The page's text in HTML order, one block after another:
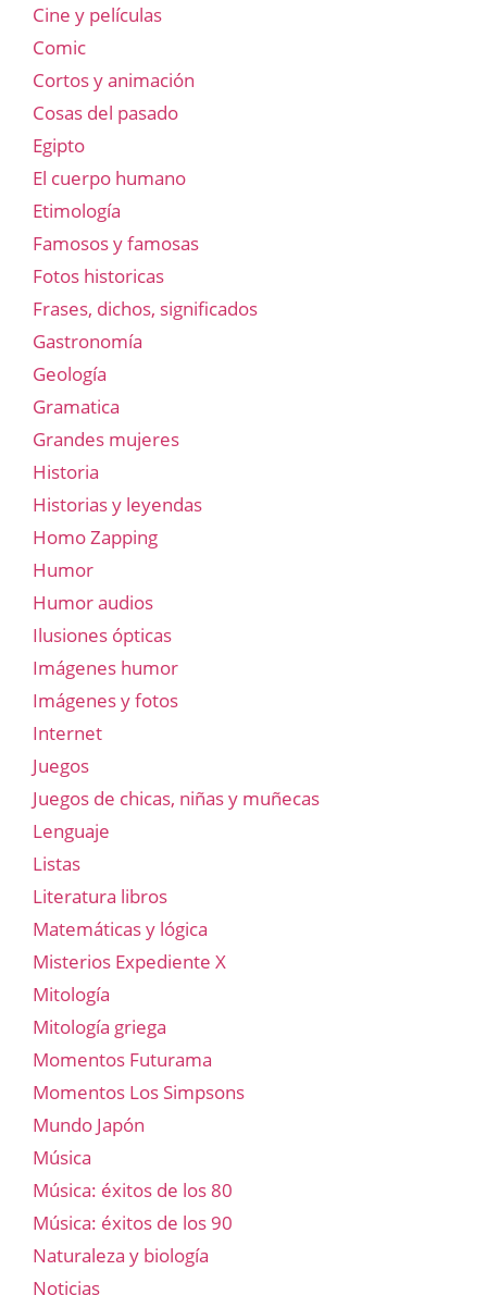
Cine y películas
Comic
Cortos y animación
Cosas del pasado
Egipto
El cuerpo humano
Etimología
Famosos y famosas
Fotos historicas
Frases, dichos, significados
Gastronomía
Geología
Gramatica
Grandes mujeres
Historia
Historias y leyendas
Homo Zapping
Humor
Humor audios
Ilusiones ópticas
Imágenes humor
Imágenes y fotos
Internet
Juegos
Juegos de chicas, niñas y muñecas
Lenguaje
Listas
Literatura libros
Matemáticas y lógica
Misterios Expediente X
Mitología
Mitología griega
Momentos Futurama
Momentos Los Simpsons
Mundo Japón
Música
Música: éxitos de los 80
Música: éxitos de los 90
Naturaleza y biología
Noticias